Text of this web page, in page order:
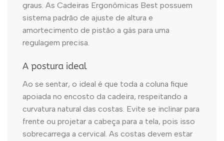
graus. As Cadeiras Ergonômicas Best possuem
sistema padrão de ajuste de altura e
amortecimento de pistão a gás para uma
regulagem precisa.
A postura ideal
Ao se sentar, o ideal é que toda a coluna fique
apoiada no encosto da cadeira, respeitando a
curvatura natural das costas. Evite se inclinar para
frente ou projetar a cabeça para a tela, pois isso
sobrecarrega a cervical. As costas devem estar